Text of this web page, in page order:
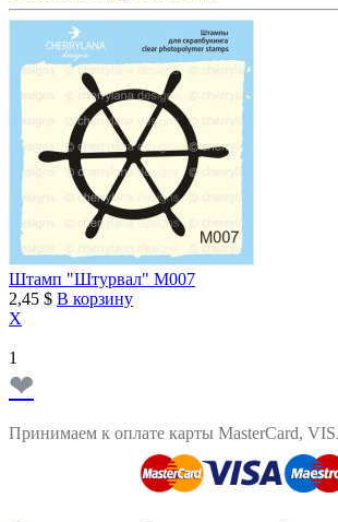
Штамп "Штурвал" M007
2,45 $ В корзину
X
1
❤
Принимаем к оплате карты MasterCard,